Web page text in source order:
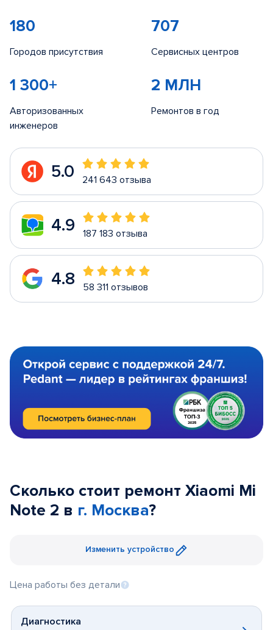
180
Городов присутствия
707
Сервисных центров
1 300+
Авторизованных
инженеров
2 МЛН
Ремонтов в год
5.0 241 643 отзыва
4.9 187 183 отзыва
4.8 58 311 отзывов
Сколько стоит ремонт Xiaomi Mi
Note 2 в г. Москва?
Изменить устройство
Цена работы без детали
Диагностика